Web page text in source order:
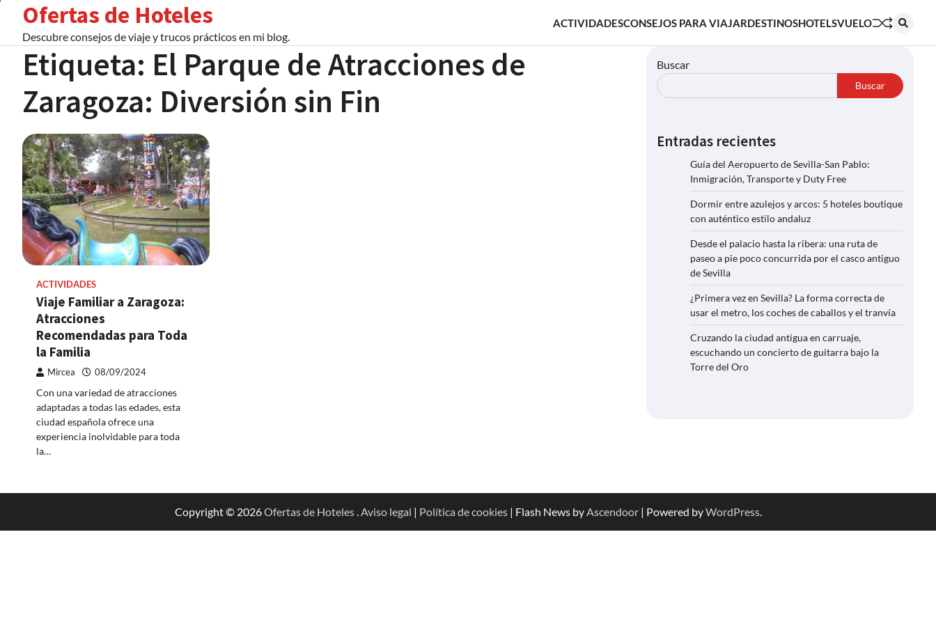
content
Ofertas de Hoteles
Descubre consejos de viaje y trucos prácticos en mi blog.
ACTIVIDADESCONSEJOS PARA VIAJARDESTINOSHOTELSVUELO
Etiqueta: El Parque de Atracciones de
Zaragoza: Diversión sin Fin
ACTIVIDADES
Viaje Familiar a Zaragoza:
Atracciones
Recomendadas para Toda
la Familia
Mircea 08/09/2024
Con una variedad de atracciones
adaptadas a todas las edades, esta
ciudad española ofrece una
experiencia inolvidable para toda
la…
Buscar
Buscar
Entradas recientes
Guía del Aeropuerto de Sevilla-San Pablo:
Inmigración, Transporte y Duty Free
Dormir entre azulejos y arcos: 5 hoteles boutique
con auténtico estilo andaluz
Desde el palacio hasta la ribera: una ruta de
paseo a pie poco concurrida por el casco antiguo
de Sevilla
¿Primera vez en Sevilla? La forma correcta de
usar el metro, los coches de caballos y el tranvía
Cruzando la ciudad antigua en carruaje,
escuchando un concierto de guitarra bajo la
Torre del Oro
Copyright © 2026Ofertas de Hoteles.Aviso legal | Política de cookies| Flash News byAscendoor| Powered byWordPress.